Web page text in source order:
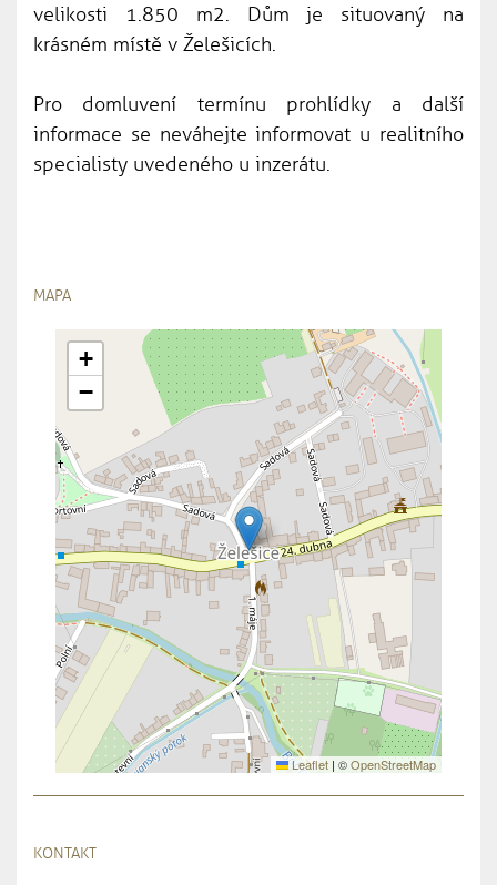
velikosti 1.850 m2. Dům je situovaný na
krásném místě v Želešicích.
Pro domluvení termínu prohlídky a další
informace se neváhejte informovat u realitního
specialisty uvedeného u inzerátu.
MAPA
+
−
Leaflet | ©OpenStreetMap
KONTAKT